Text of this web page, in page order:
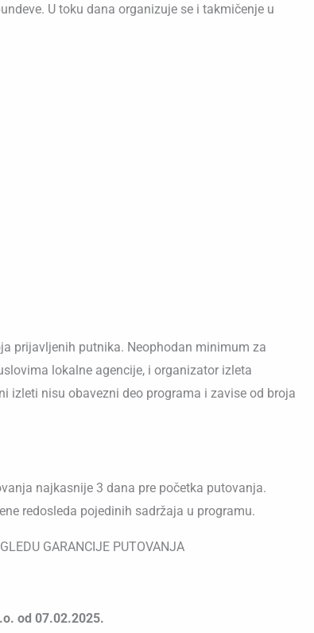
U toku dana organizuje se i takmičenje u
prijavljenih putnika. Neophodan minimum za
lokalne agencije, i organizator izleta
izleti nisu obavezni deo programa i zavise od broja
najkasnije 3 dana pre početka putovanja.
redosleda pojedinih sadržaja u programu.
GARANCIJE PUTOVANJA
od 07.02.2025.